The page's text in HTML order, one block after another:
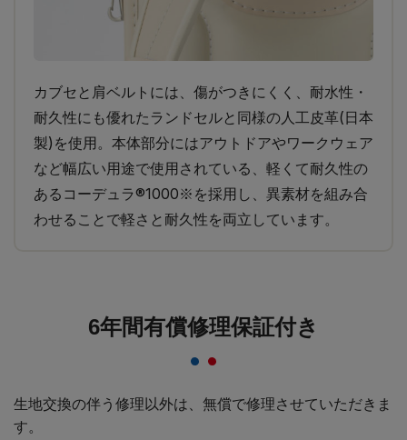
カブセと肩ベルトには、傷がつきにくく、耐水性・
耐久性にも優れたランドセルと同様の人工皮革(日本
製)を使用。本体部分にはアウトドアやワークウェア
など幅広い用途で使用されている、軽くて耐久性の
あるコーデュラ®1000※を採用し、異素材を組み合
わせることで軽さと耐久性を両立しています。
6年間有償修理保証付き
生地交換の伴う修理以外は、無償で修理させていただきま
す。